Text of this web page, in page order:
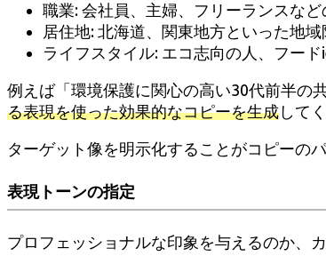
職業: 会社員、主婦、フリーランスなど
居住地: 北海道、関東地方といった地
ライフスタイル: エコ志向の人、フー
例えば「環境保護に関心の高い30代前半の
る表現を使った効果的なコピーを生成 して
ターゲット像を明示化することがコピーの
表現トーンの指定
プロフェッショナルな印象を与えるのか、